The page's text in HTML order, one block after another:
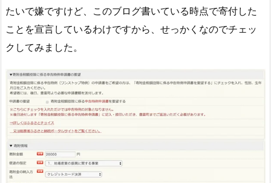
たいで嫌ですけど、このブログ書いている時点で寄付した
ことを宣言しているわけですから、せっかくなのでチェッ
クしてみました。